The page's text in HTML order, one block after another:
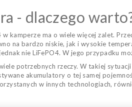
- dlaczego
kamperze ma o wiele więcej zalet.
na bardzo niskie, jak i wysokie
nie LiFePO4. W jego przypadku
potrzebnych rzeczy. W takiej
akumulatory o tej samej
w innych technologiach,